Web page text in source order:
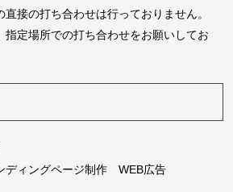
接の打ち合わせは行っておりません。
指定場所での打ち合わせをお願いしてお
ィングページ制作 WEB広告